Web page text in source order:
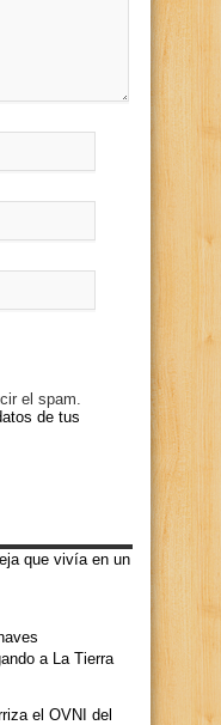
el spam.
de tus
que vivía en un
a La Tierra
el OVNI del